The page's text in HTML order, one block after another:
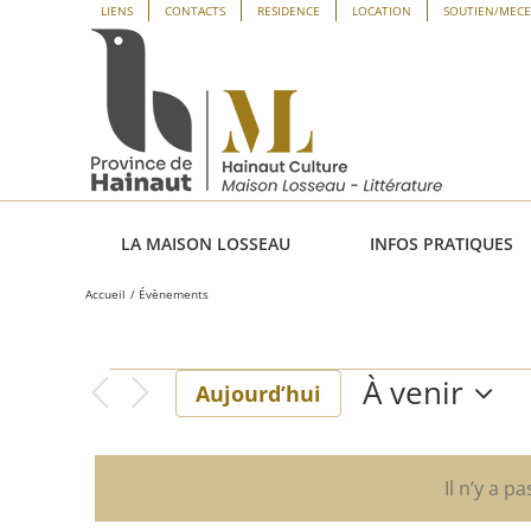
Panneau de gestion des cookies
LIENS CONTACTS RESIDENCE LOCATION SOUTIEN/
LA MAISON LOSSEAU INFOS PRATIQUES
Accueil Évènements
Évènements
Il n’y a
Aujourd’hui
À venir
une